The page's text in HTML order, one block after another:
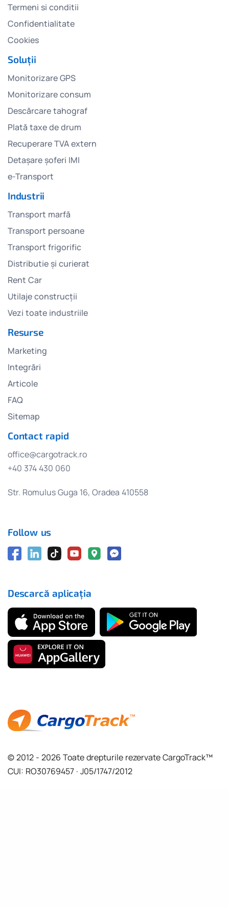
Termeni si conditii
Confidentialitate
Cookies
Soluții
Monitorizare GPS
Monitorizare consum
Descărcare tahograf
Plată taxe de drum
Recuperare TVA extern
Detașare șoferi IMI
e-Transport
Industrii
Transport marfă
Transport persoane
Transport frigorific
Distributie și curierat
Rent Car
Utilaje construcții
Vezi toate industriile
Resurse
Marketing
Integrări
Articole
FAQ
Sitemap
Contact rapid
office@cargotrack.ro
+40 374 430 060
Str. Romulus Guga 16, Oradea 410558
© 2012 - 2026 Toate drepturile rezervate CargoTrack™
CUI: RO30769457 · J05/1747/2012
Follow us
Descarcă aplicația